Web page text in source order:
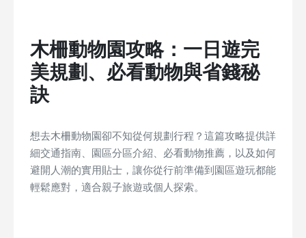
木柵動物園攻略：一日遊完
美規劃、必看動物與省錢秘
訣
想去木柵動物園卻不知從何規劃行程？這篇攻略提供詳
細交通指南、園區分區介紹、必看動物推薦，以及如何
避開人潮的實用貼士，讓你從行前準備到園區遊玩都能
輕鬆應對，適合親子旅遊或個人探索。